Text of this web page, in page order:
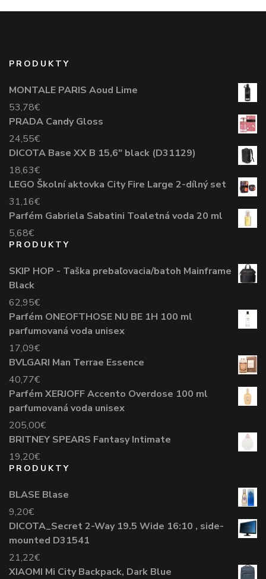
PRODUKTY
MONTALE PARIS Aoud Lime
53,78€
PRADA Candy Gloss
24,55€
DICOTA Base XX B 15,6" black (D31129)
18,63€
LEGO Školní aktovka City Fire Large 2-dílný set
31,16€
Parfém Gabriela Sabatini Toaletná voda 20 ml
5,68€
PRODUKTY
SKIP HOP - Taška prebaľovacia/batoh Mainframe
Black
62,95€
Parfém ONEOFTHOSE NU BE 1H 100 ml
parfumovaná voda unisex
17,09€
BVLGARI Man Terrae Essence
40,77€
Parfém XERJOFF Accento Overdose 100 ml
parfumovaná voda unisex
205,00€
BRITNEY SPEARS Fantasy Intimate
19,20€
PRODUKTY
BLASE Blase
9,20€
DICOTA_Secret 2-Way 19.5 Wide 16:10 , side-
mounted D31541
21,22€
XIAOMI Mi City Backpack, Dark Blue